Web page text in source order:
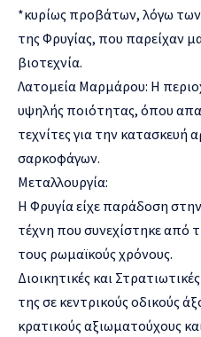
*κυρίως προβάτων, λόγω
της Φρυγίας, που παρείχαν
βιοτεχνία.
Λατομεία Μαρμάρου: Η
υψηλής ποιότητας, όπου
τεχνίτες για την κατασκευή
σαρκοφάγων.
Μεταλλουργία:
Η Φρυγία είχε παράδοση
τέχνη που συνεχίστηκε από
τους ρωμαϊκούς χρόνους.
Διοικητικές και
της σε κεντρικούς οδικούς
κρατικούς αξιωματούχους